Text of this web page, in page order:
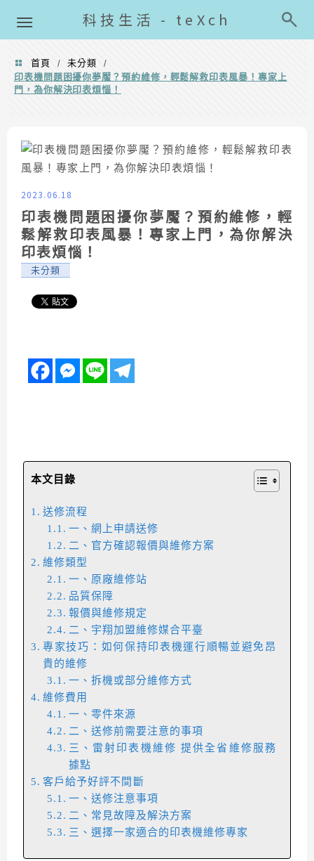
科技生活 - teXch
首頁 / 未分類
/
印表機問題困擾你夢魘？預約維修，輕鬆解救印表風暴！專家上
門，為你解決印表煩惱！
2023.06.18
印表機問題困擾你夢魘？預約維修，輕
鬆解救印表風暴！專家上門，為你解決
印表煩惱！
未分類
本文目錄
送修流程
一、網上申請送修
二、官方確認報價與維修方案
維修類型
一、原廠維修站
品質保障
報價與維修規定
二、宇翔加盟維修媒合平臺
專家技巧：如何保持印表機運行順暢並避免昂
貴的維修
一、拆機或部分維修方式
維修費用
一、零件來源
二、送修前需要注意的事項
三、雷射印表機維修 提供全省維修服務
據點
客戶給予好評不間斷
一、送修注意事項
二、常見故障及解決方案
三、選擇一家適合的印表機維修專家